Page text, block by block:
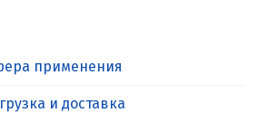
применения
и доставка